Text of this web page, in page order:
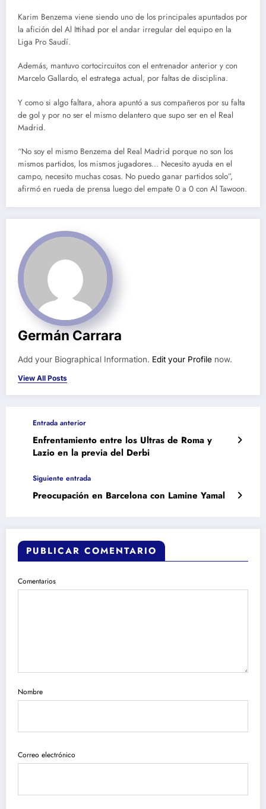
Karim Benzema viene siendo uno de los principales apuntados por
la afición del Al Ittihad por el andar irregular del equipo en la
Liga Pro Saudí.
Además, mantuvo cortocircuitos con el entrenador anterior y con
Marcelo Gallardo, el estratega actual, por faltas de disciplina.
Y como si algo faltara, ahora apuntó a sus compañeros por su falta
de gol y por no ser el mismo delantero que supo ser en el Real
Madrid.
“No soy el mismo Benzema del Real Madrid porque no son los
mismos partidos, los mismos jugadores… Necesito ayuda en el
campo, necesito muchas cosas. No puedo ganar partidos solo”,
afirmó en rueda de prensa luego del empate 0 a 0 con Al Tawoon.
Germán Carrara
Add your Biographical Information. Edit your Profile now.
View All Posts
Entrada anterior
Enfrentamiento entre los Ultras de Roma y
Lazio en la previa del Derbi
Siguiente entrada
Preocupación en Barcelona con Lamine Yamal
PUBLICAR COMENTARIO
Comentarios
Nombre
Correo electrónico